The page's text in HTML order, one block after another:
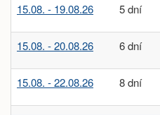
15.08. - 19.08.26 5 dní
15.08. - 20.08.26 6 dní
15.08. - 22.08.26 8 dní